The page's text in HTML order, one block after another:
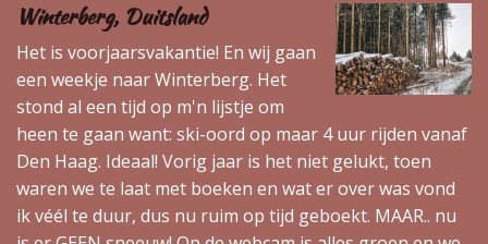
Winterberg, Duitsland
Het is voorjaarsvakantie! En wij gaan
een weekje naar Winterberg. Het
stond al een tijd op m'n lijstje om
heen te gaan want: ski-oord op maar 4 uur rijden vanaf
Den Haag. Ideaal! Vorig jaar is het niet gelukt, toen
waren we te laat met boeken en wat er over was vond
ik véél te duur, dus nu ruim op tijd geboekt. MAAR.. nu